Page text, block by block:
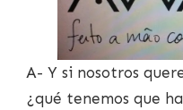
A- Y si nosotros
¿qué tenemos que